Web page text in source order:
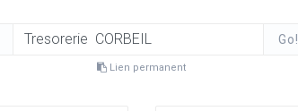
Go!
Lien permanent